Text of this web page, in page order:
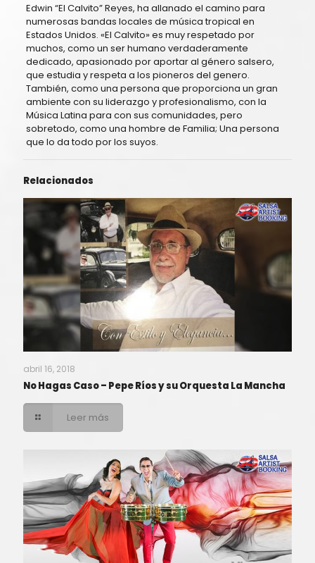
Edwin “El Calvito” Reyes, ha allanado el camino para
numerosas bandas locales de música tropical en
Estados Unidos. «El Calvito» es muy respetado por
muchos, como un ser humano verdaderamente
dedicado, apasionado por aportar al género salsero,
que estudia y respeta a los pioneros del genero.
También, como una persona que proporciona un gran
ambiente con su liderazgo y profesionalismo, con la
Música Latina para con sus comunidades, pero
sobretodo, como una hombre de Familia; Una persona
que lo da todo por los suyos.
Relacionados
abril 16, 2018
No Hagas Caso – Pepe Ríos y su Orquesta La Mancha
Leer más